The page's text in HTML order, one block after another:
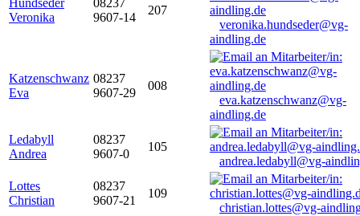
Hundseder
Veronika
08237
9607-14
207
veronika.hundseder@vg-
aindling.de
Katzenschwanz
Eva
08237
9607-29
008
eva.katzenschwanz@vg-
aindling.de
Ledabyll
Andrea
08237
9607-0
105
andrea.ledabyll@vg-
Lottes
Christian
08237
9607-21
109
christian.lottes@vg-